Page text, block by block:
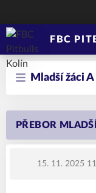
FBC
Mladší žáci A
PŘEBOR
15. 11. 2025